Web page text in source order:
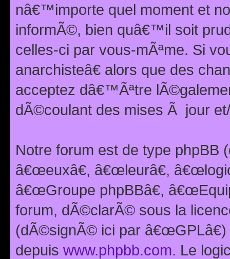
nâ€™importe quel moment et
informÃ©, bien quâ€™il soit
celles-ci par vous-mÃªme. Si
anarchisteâ€ alors que des
acceptez dâ€™Ãªtre
dÃ©coulant des mises Ã jour
Notre forum est de type phpBB
â€œeuxâ€, â€œleurâ€,
â€œGroupe phpBBâ€,
forum, dÃ©clarÃ© sous la
(dÃ©signÃ© ici par
depuis www.phpbb.com. Le